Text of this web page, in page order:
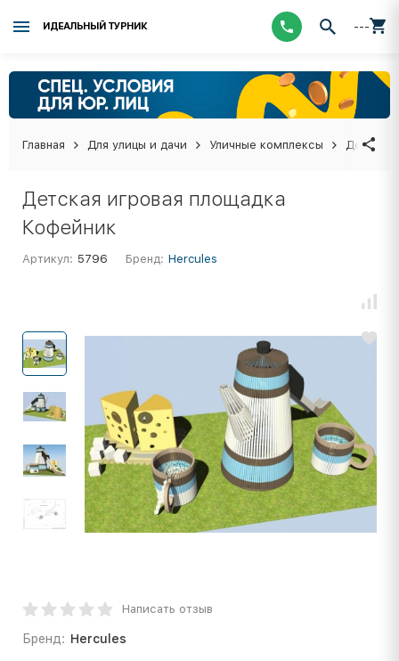
ИДЕАЛЬНЫЙ ТУРНИК ---
Главная Для улицы и дачи Уличные комплексы Детские
Детская игровая площадка
Кофейник
Артикул: 5796 Бренд: Hercules
Написать отзыв
Бренд: Hercules